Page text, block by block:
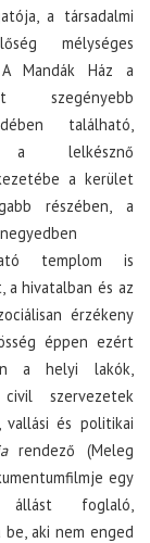
a társadalmi
mélységes
Mandák Ház a
szegényebb
található,
lelkésznő
a kerület
részében, a
templom is
a hivatalban és az
érzékeny
éppen ezért
a helyi lakók,
szervezetek
vallási és politikai
rendező (Meleg
egy
állást foglaló,
aki nem enged